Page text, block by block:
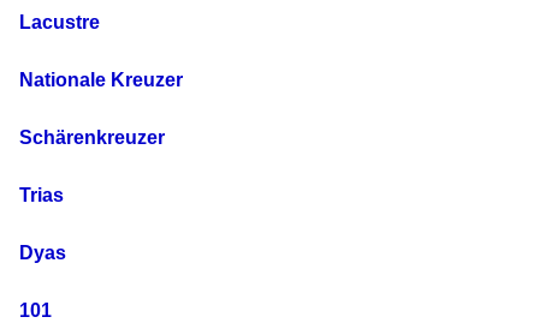
Lacustre
Nationale Kreuzer
Schärenkreuzer
Trias
Dyas
101